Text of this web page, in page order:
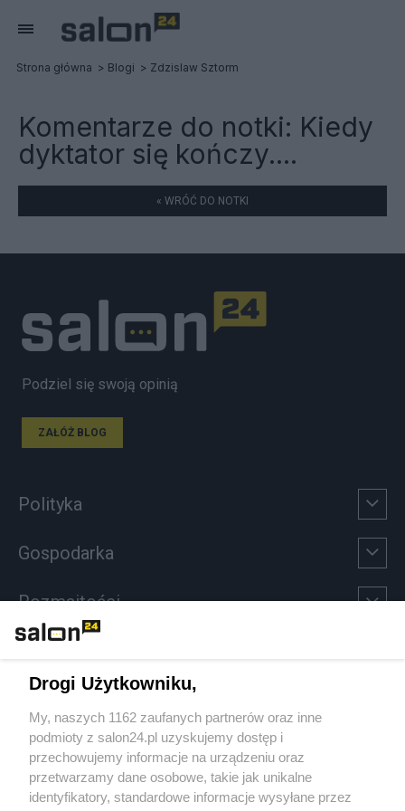
Strona główna Blogi Zdzislaw Sztorm
Komentarze do notki: Kiedy
dyktator się kończy....
« WRÓĆ DO NOTKI
Podziel się swoją opinią
ZAŁÓŻ BLOG
Polityka
Gospodarka
Rozmaitości
Sport
Społeczeństwo
Kultura
Drogi Użytkowniku,
My, naszych 1162 zaufanych partnerów oraz inne
podmioty z salon24.pl uzyskujemy dostęp i
przechowujemy informacje na urządzeniu oraz
przetwarzamy dane osobowe, takie jak unikalne
identyfikatory, standardowe informacje wysyłane przez